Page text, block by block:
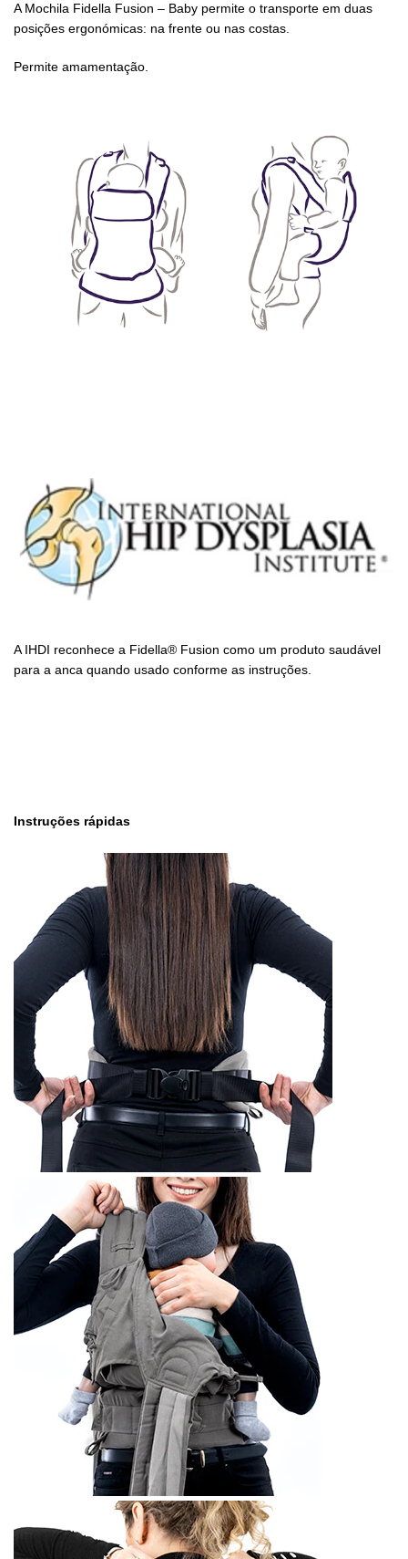
A Mochila Fidella Fusion – Baby permite o transporte em duas
posições ergonómicas: na frente ou nas costas.
Permite amamentação.
A IHDI reconhece a Fidella® Fusion como um produto saudável
para a anca quando usado conforme as instruções.
Instruções rápidas